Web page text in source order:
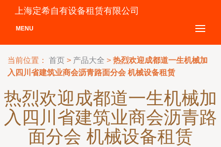
上海定希自有设备租赁有限公司
MENU
当前位置： 首页 > 产品大全 > 热烈欢迎成都道一生机械加
入四川省建筑业商会沥青路面分会 机械设备租赁
热烈欢迎成都道一生机械加
入四川省建筑业商会沥青路
面分会 机械设备租赁